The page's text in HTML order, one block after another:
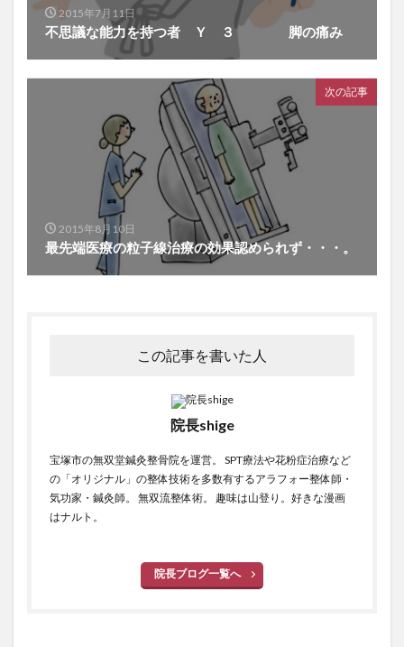
2015年7月11日
不思議な能力を持つ者 Ｙ ３ 脚の痛み
次の記事
2015年8月10日
最先端医療の粒子線治療の効果認められず・・・。
この記事を書いた人
院長shige
宝塚市の無双堂鍼灸整骨院を運営。 SPT療法や花粉症治療など
の「オリジナル」の整体技術を多数有するアラフォー整体師・
気功家・鍼灸師。 無双流整体術。 趣味は山登り。好きな漫画
はナルト。
院長ブログ一覧へ